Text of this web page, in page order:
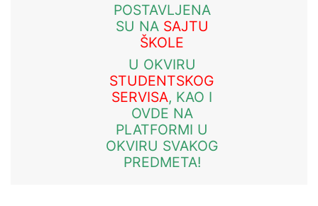
POSTAVLJENA
SU NA SAJTU
ŠKOLE
U OKVIRU
STUDENTSKOG
SERVISA, KAO I
OVDE NA
PLATFORMI U
OKVIRU SVAKOG
PREDMETA!